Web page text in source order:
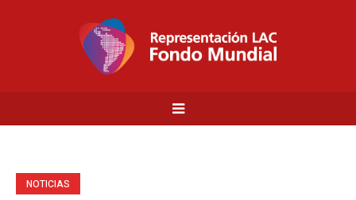
NOTICIAS